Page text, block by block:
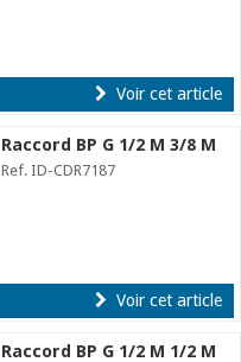
Voir cet article
Raccord BP G 1/2 M 3/8 M
Ref. ID-CDR7187
Voir cet article
Raccord BP G 1/2 M 1/2 M